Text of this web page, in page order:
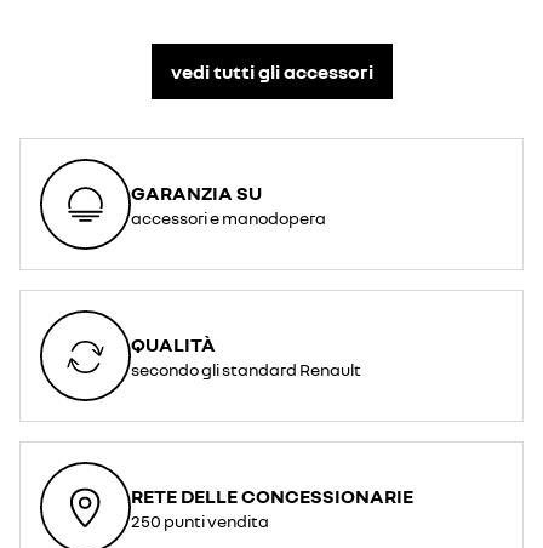
vedi tutti gli accessori​
GARANZIA SU
accessori e manodopera
QUALITÀ
secondo gli standard Renault
RETE DELLE CONCESSIONARIE
250 punti vendita